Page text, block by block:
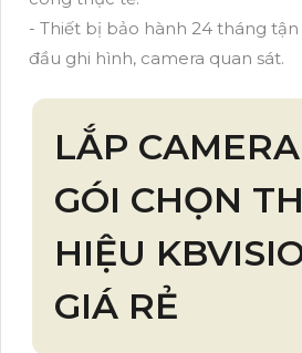
- Thiết bị bảo hành 24 tháng
đầu ghi hình, camera quan sát.
LẮP
GÓI CHỌN
HIỆU
GIÁ RẺ